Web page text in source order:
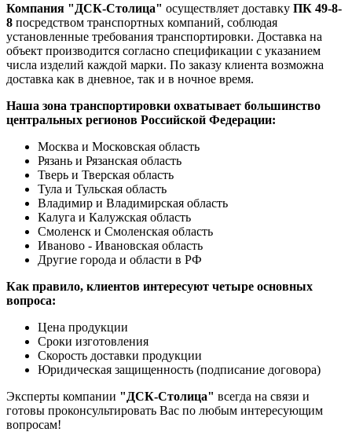
Компания "ДСК-Столица" осуществляет доставку ПК 49-8-
8 посредством транспортных компаний, соблюдая
установленные требования транспортировки. Доставка на
объект производится согласно спецификации с указанием
числа изделий каждой марки. По заказу клиента возможна
доставка как в дневное, так и в ночное время.
Наша зона транспортировки охватывает большинство
центральных регионов Российской Федерации:
Москва и Московская область
Рязань и Рязанская область
Тверь и Тверская область
Тула и Тульская область
Владимир и Владимирская область
Калуга и Калужская область
Смоленск и Смоленская область
Иваново - Ивановская область
Другие города и области в РФ
Как правило, клиентов интересуют четыре основных
вопроса:
Цена продукции
Сроки изготовления
Скорость доставки продукции
Юридическая защищенность (подписание договора)
Эксперты компании "ДСК-Столица" всегда на связи и
готовы проконсультировать Вас по любым интересующим
вопросам!